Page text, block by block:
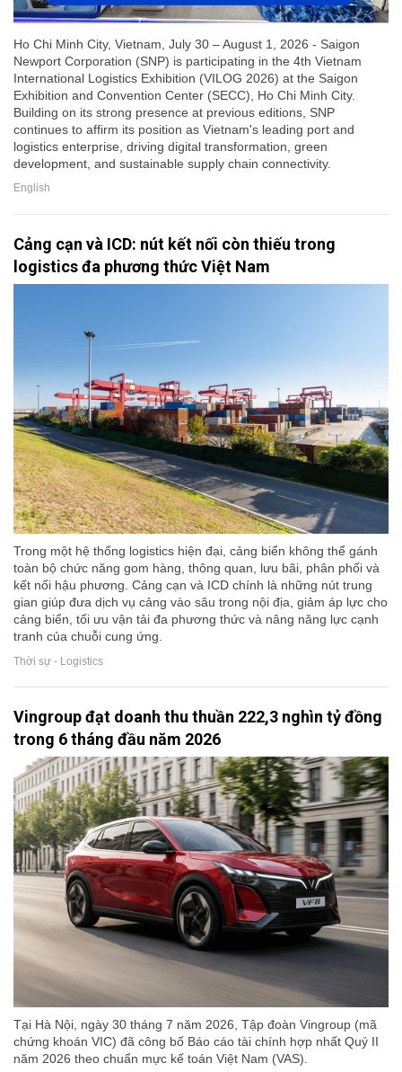
Ho Chi Minh City, Vietnam, July 30 – August 1, 2026 - Saigon
Newport Corporation (SNP) is participating in the 4th Vietnam
International Logistics Exhibition (VILOG 2026) at the Saigon
Exhibition and Convention Center (SECC), Ho Chi Minh City.
Building on its strong presence at previous editions, SNP
continues to affirm its position as Vietnam's leading port and
logistics enterprise, driving digital transformation, green
development, and sustainable supply chain connectivity.
English
Cảng cạn và ICD: nút kết nối còn thiếu trong
logistics đa phương thức Việt Nam
Trong một hệ thống logistics hiện đại, cảng biển không thể gánh
toàn bộ chức năng gom hàng, thông quan, lưu bãi, phân phối và
kết nối hậu phương. Cảng cạn và ICD chính là những nút trung
gian giúp đưa dịch vụ cảng vào sâu trong nội địa, giảm áp lực cho
cảng biển, tối ưu vận tải đa phương thức và nâng năng lực cạnh
tranh của chuỗi cung ứng.
Thời sự - Logistics
Vingroup đạt doanh thu thuần 222,3 nghìn tỷ đồng
trong 6 tháng đầu năm 2026
Tại Hà Nội, ngày 30 tháng 7 năm 2026, Tập đoàn Vingroup (mã
chứng khoán VIC) đã công bố Báo cáo tài chính hợp nhất Quý II
năm 2026 theo chuẩn mực kế toán Việt Nam (VAS).